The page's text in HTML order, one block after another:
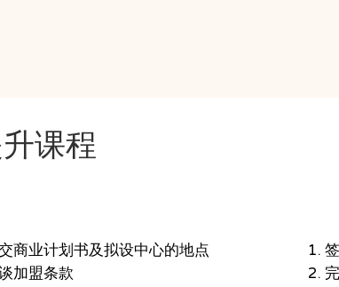
课程
商业计划书及拟设中心的地点
加盟条款